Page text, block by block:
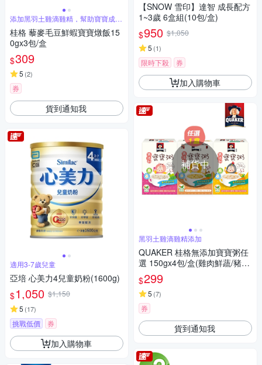
添加黑羽土雞滴雞精，幫助寶寶成長
發育
桂格 藜麥毛豆鮮蝦寶寶燉飯15
0gx3包/盒
$309
5 (2)
券
貨到通知我
適用3-7歲兒童
亞培 心美力4兒童奶粉(1600g)
$1,050 $1,150
5 (17)
挑戰低價 券
加入購物車
【SNOW 雪印】達智 成長配方
1~3歲 6盒組(10包/盒)
$950 $1,050
5 (1)
限時下殺 券
加入購物車
補貨中
黑羽土雞滴雞精添加
QUAKER 桂格無添加寶寶粥任
選 150gx4包/盒(雞肉鮮蔬/豬肉
鮮蔬/南瓜豆奶)
$299
5 (7)
券
貨到通知我